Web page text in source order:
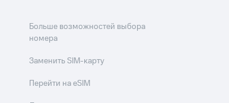
Больше возможностей выбора
номера
Заменить SIM-карту
Перейти на eSIM